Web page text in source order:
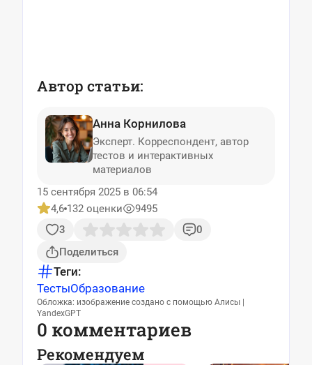
Автор статьи:
Анна Корнилова
Эксперт. Корреспондент, автор
тестов и интерактивных
материалов
15 сентября 2025 в 06:54
4,6 132 оценки
9495
3
0
Поделиться
Теги:
ТестыОбразование
Обложка: изображение создано с помощью Алисы |
YandexGPT
0 комментариев
Рекомендуем